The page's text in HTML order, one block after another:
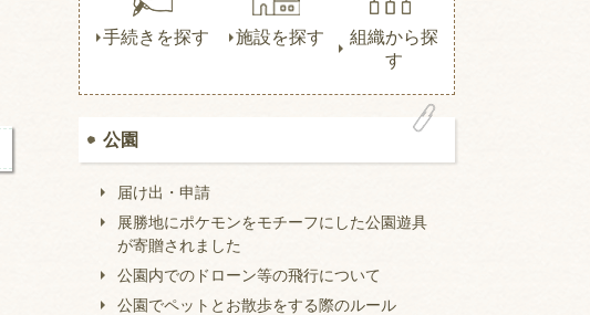
手続きを探す 施設を探す
組織から探
す
公園
届け出・申請
展勝地にポケモンをモチーフにした公園遊具
が寄贈されました
公園内でのドローン等の飛行について
公園でペットとお散歩をする際のルール